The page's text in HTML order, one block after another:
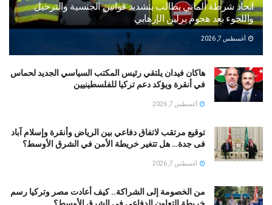
اتحاد شرطة ألماني يطالب بتشديد قوانين الجنسية والترحيل
واللجوء بعد هجوم برلين الإرهابي
أغسطس 7, 2026
هاكان فيدان يلتقي رئيس المكتب السياسي الجديد لحماس
في أنقرة ويؤكد دعم تركيا للفلسطينيين
أغسطس 7, 2026
توقيع مرتقب لاتفاق دفاعي بين الرياض وأنقرة وإسلام آباد
فى جدة… هل تتغير خريطة الأمن في الشرق الأوسط؟
أغسطس 7, 2026
من الخصومة إلى الشراكة.. كيف أعادت مصر وتركيا رسم